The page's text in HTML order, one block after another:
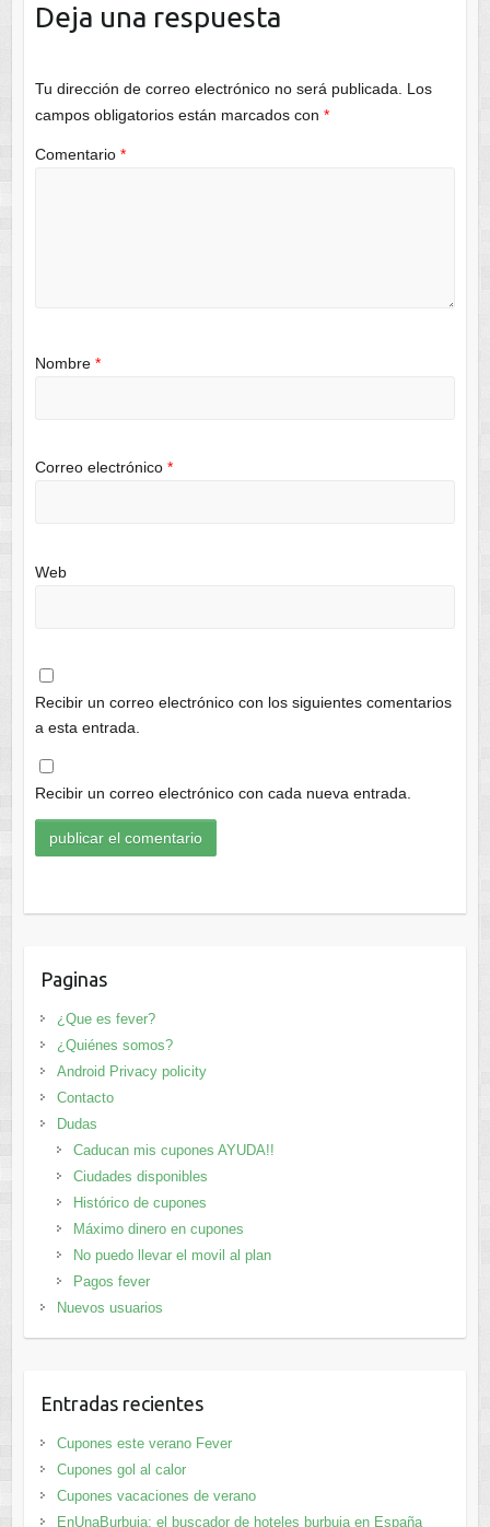
Deja una respuesta
Tu dirección de correo electrónico no será publicada. Los
campos obligatorios están marcados con *
Comentario *
Nombre *
Correo electrónico *
Web
Recibir un correo electrónico con los siguientes comentarios
a esta entrada.
Recibir un correo electrónico con cada nueva entrada.
Paginas
¿Que es fever?
¿Quiénes somos?
Android Privacy policity
Contacto
Dudas
Caducan mis cupones AYUDA!!
Ciudades disponibles
Histórico de cupones
Máximo dinero en cupones
No puedo llevar el movil al plan
Pagos fever
Nuevos usuarios
Entradas recientes
Cupones este verano Fever
Cupones gol al calor
Cupones vacaciones de verano
EnUnaBurbuja: el buscador de hoteles burbuja en España